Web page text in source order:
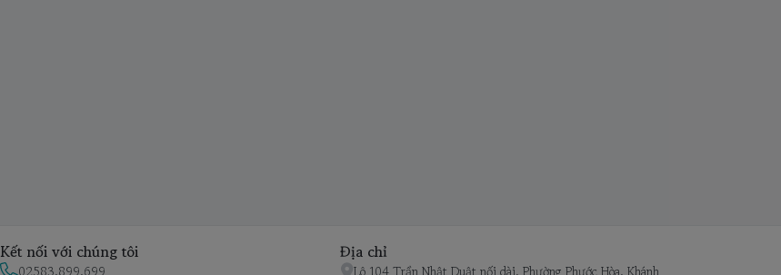
Kết nối với chúng tôi
02583.899.699
Địa chỉ
Lô 104 Trần Nhật Duật nối dài, Phường Phước Hòa, Khánh